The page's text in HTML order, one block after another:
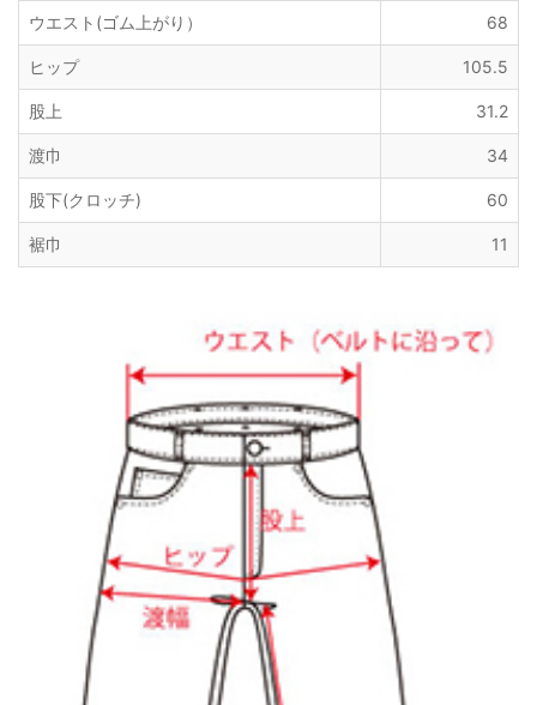
ウエスト(ゴム上がり） 68
ヒップ 105.5
股上 31.2
渡巾 34
股下(クロッチ) 60
裾巾 11